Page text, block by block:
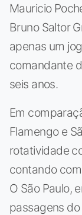
Mauricio
Bruno Saltor
apenas um
comandante
seis anos.
Em
Flamengo e
rotatividade
contando
O São Paulo,
passagens